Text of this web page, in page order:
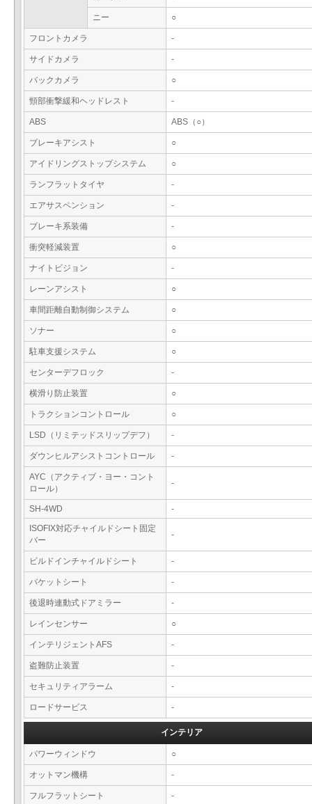
ニー ○
フロントカメラ -
サイドカメラ -
バックカメラ ○
頸部衝撃緩和ヘッドレスト -
ABS ABS（○）
ブレーキアシスト ○
アイドリングストップシステム ○
ランフラットタイヤ -
エアサスペンション -
ブレーキ系装備 -
衝突軽減装置 ○
ナイトビジョン -
レーンアシスト ○
車間距離自動制御システム ○
ソナー ○
駐車支援システム ○
センターデフロック -
横滑り防止装置 ○
トラクションコントロール ○
LSD（リミテッドスリップデフ） -
ダウンヒルアシストコントロール -
AYC（アクティブ・ヨー・コント
ロール）
-
SH-4WD
-
ISOFIX対応チャイルドシート固定
バー
-
ビルドインチャイルドシート -
バケットシート -
後退時連動式ドアミラー -
レインセンサー ○
インテリジェントAFS -
盗難防止装置 -
セキュリティアラーム -
ロードサービス -
インテリア
パワーウィンドウ ○
オットマン機構 -
フルフラットシート -